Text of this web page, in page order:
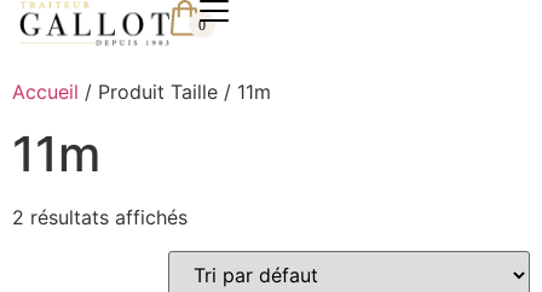
0
Accueil / Produit Taille / 11m
11m
2 résultats affichés